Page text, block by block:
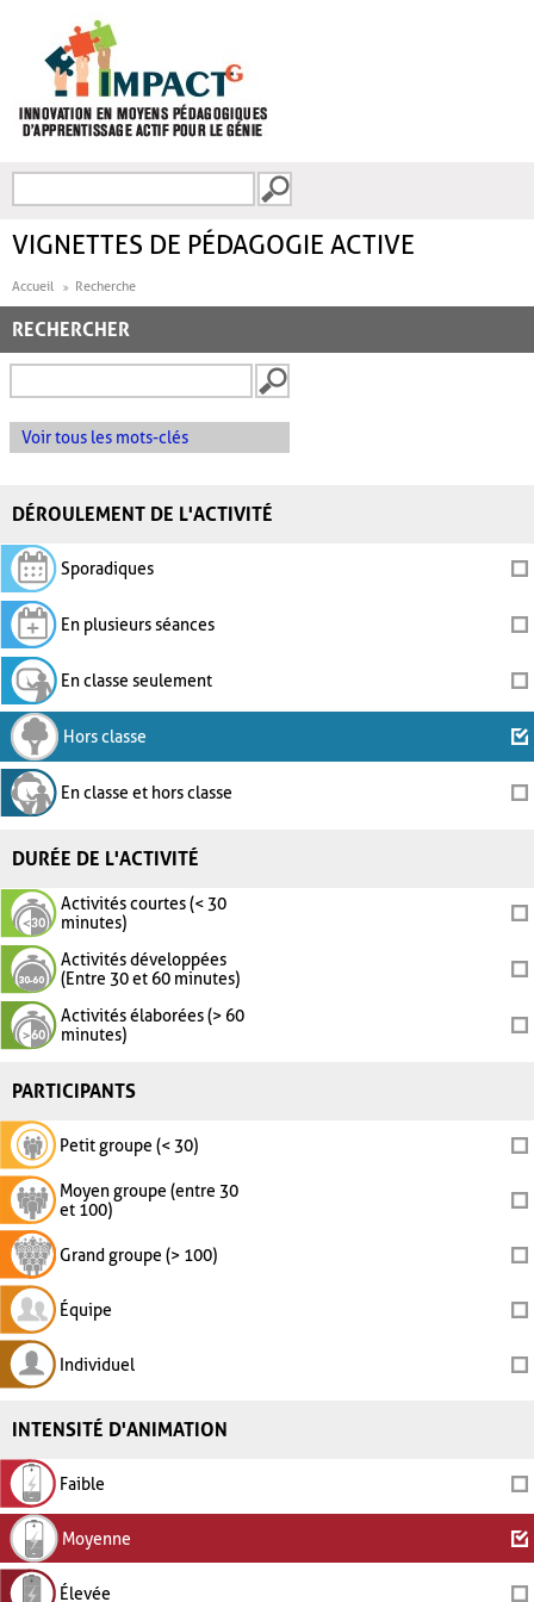
FORMULAIRE DE
VIGNETTES DE PÉDAGOGIE ACTIVE
Accueil Recherche
RECHERCHER
Voir tous les mots-clés
DÉROULEMENT DE L'ACTIVITÉ
Sporadiques
En plusieurs séances
En classe seulement
Hors classe
En classe et hors classe
DURÉE DE L'ACTIVITÉ
Activités courtes (< 30
minutes)
Activités développées
(Entre 30 et 60 minutes)
Activités élaborées (> 60
minutes)
PARTICIPANTS
Petit groupe (< 30)
Moyen groupe (entre 30
et 100)
Grand groupe (> 100)
Équipe
Individuel
INTENSITÉ D'ANIMATION
Faible
Moyenne
Élevée